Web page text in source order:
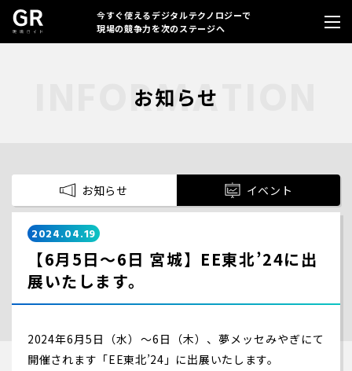
今すぐ使えるデジタルテクノロジーで
現場の競争力を次のステージへ
お知らせ
お知らせ イベント
2024.04.19
【6月5日～6日 宮城】EE東北’24に出
展いたします。
2024年6月5日（水）〜6日（木）、夢メッセみやぎにて
開催されます「EE東北’24」に出展いたします。